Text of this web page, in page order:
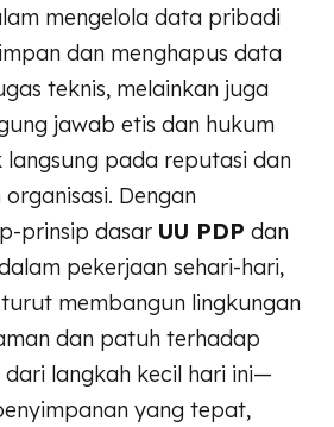
mengelola data pribadi
dan menghapus data
teknis, melainkan juga
jawab etis dan hukum
pada reputasi dan
Dengan
prinsip dasar UU PDP dan
pekerjaan sehari-hari,
membangun lingkungan
dan patuh terhadap
dari langkah kecil hari ini—
yang tepat,